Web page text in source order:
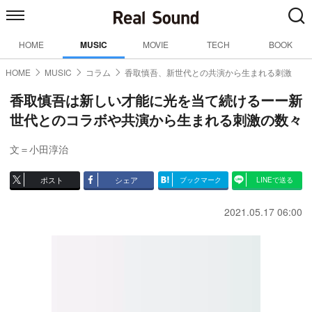
HOME MUSIC MOVIE TECH BOOK
HOME MUSIC コラム 香取慎吾、新世代との共演から生まれる刺激
香取慎吾は新しい才能に光を当て続けるーー新
世代とのコラボや共演から生まれる刺激の数々
文＝小田淳治
ポスト シェア ブックマーク LINEで送る
2021.05.17 06:00